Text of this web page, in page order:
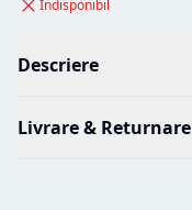
Indisponibil
Descriere
Livrare & Returnare